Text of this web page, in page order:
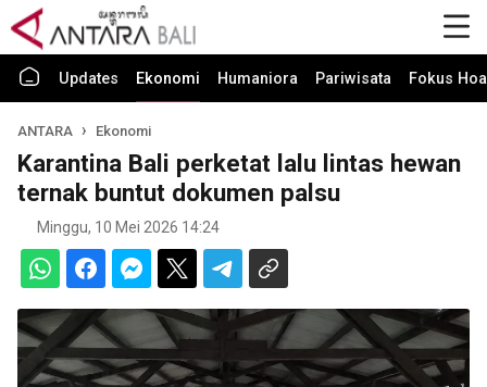
Updates Ekonomi Humaniora Pariwisata Fokus
ANTARA Ekonomi
Karantina Bali perketat lalu lintas hewan
ternak buntut dokumen palsu
Minggu, 10 Mei 2026 14:24